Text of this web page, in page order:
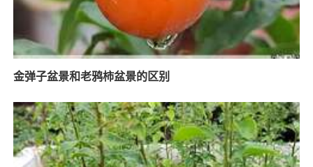
金弹子盆景和老鸦柿盆景的区别